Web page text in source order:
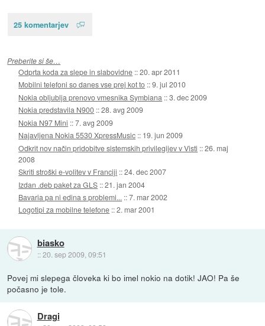
25 komentarjev
Preberite si še…
Odprta koda za slepe in slabovidne ::20. apr 2011
Mobilni telefoni so danes vse prej kot to ::9. jul 2010
Nokia obljublja prenovo vmesnika Symbiana ::3. dec 2009
Nokia predstavila N900 ::28. avg 2009
Nokia N97 Mini ::7. avg 2009
Najavljena Nokia 5530 XpressMusic :: 19. jun 2009
Odkrit nov način pridobitve sistemskih privilegijev v Visti ::26. maj
2008
Skriti stroški e-volitev v Franciji ::24. dec 2007
Izdan .deb paket za GLS ::21. jan 2004
Bavaria pa ni edina s problemi... ::7. mar 2002
Logotipi za mobilne telefone ::2. mar 2001
biasko
::20. sep 2009, 09:51
Povej mi slepega človeka ki bo imel nokio na dotik! JAO! Pa še
počasno je tole.
Dragi